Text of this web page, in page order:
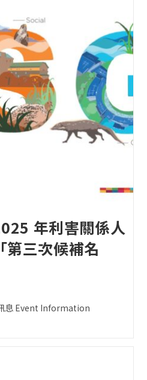
年利害關係人
第三次候補名
息 Event Information